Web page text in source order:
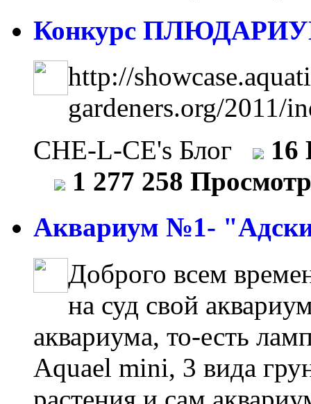
Конкурс
http://
gardeners.org/2011/
CHE-L-CE's Блог
16
1 277 258
Аквариум №1-
Доброго всем
на суд свой
аквариума, то-есть
Aquael mini, 3 вида